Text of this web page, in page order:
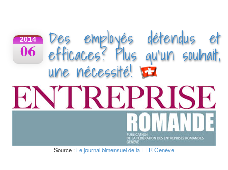
2014
06
Des employés détendus et
efficaces? Plus qu’un souhait,
une nécessité!
Source : Le journal bimensuel de la FER Genève